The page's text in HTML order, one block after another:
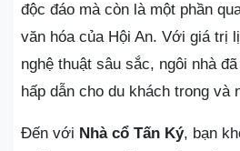
độc đáo mà còn là một phần
văn hóa của Hội An. Với giá trị
nghệ thuật sâu sắc, ngôi nhà
hấp dẫn cho du khách trong và
Đến với Nhà cổ Tấn Ký, bạn